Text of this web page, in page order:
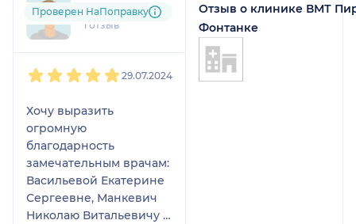
mil....@....ru
1 отзыв
Проверен НаПоправку
29.07.2024
Хочу выразить
огромную
благодарность
замечательным врачам:
Васильевой Екатерине
Сергеевне, Манкевич
Николаю Витальевичу и
Отзыв о клинике ВМТ
Фонтанке